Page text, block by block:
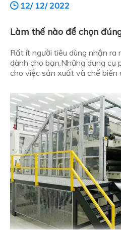
12/ 12/ 2022
Làm thế nào để chọn
Rất ít người tiêu dùng nhận ra
dành cho bạn.Những dụng cụ
cho việc sản xuất và chế
người tiêu dùng nên làm thế
máy kéo sợi phù hợp?